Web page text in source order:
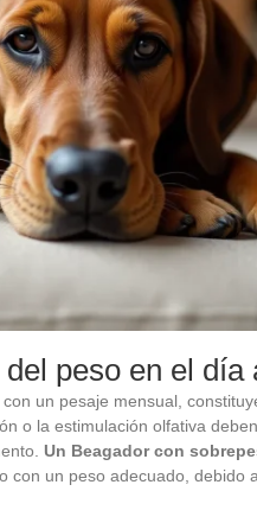
peso en el día
un pesaje mensual,
o la estimulación olfativa
Un Beagador con
con un peso adecuado, debido